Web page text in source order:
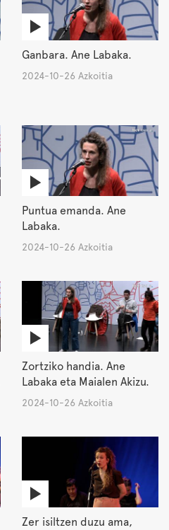
Ganbara. Ane Labaka.
2024-10-26 Azkoitia
Puntua emanda. Ane
Labaka.
2024-10-26 Azkoitia
Zortziko handia. Ane
Labaka eta Maialen Akizu.
2024-10-26 Azkoitia
Zer isiltzen duzu ama,